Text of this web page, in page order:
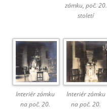
zámku, poč. 20.
století
Interiér zámku
na poč. 20.
Interiér zámku
na poč. 20.